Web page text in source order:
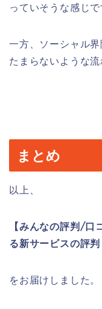
っていそうな感じで
一方、ソーシャル
たまらないような
まとめ
以上、
【みんなの評判/口
る新サービスの評
をお届けしました。